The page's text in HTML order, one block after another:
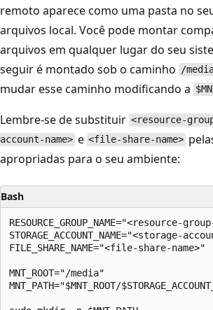
remoto aparece como uma pasta no
arquivos local. Você pode montar
arquivos em qualquer lugar do seu
seguir é montado sob o caminho /
mudar esse caminho modificando a
Lembre-se de substituir <resource-
account-name> e <file-share-name>
apropriadas para o seu ambiente:
Bash
RESOURCE_GROUP_NAME="<resource-
STORAGE_ACCOUNT_NAME="<storage-
FILE_SHARE_NAME="<file-share-name>"
MNT_ROOT="/media"
MNT_PATH="$MNT_ROOT/